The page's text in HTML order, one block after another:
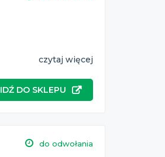
czytaj więcej
IDŹ DO SKLEPU
do odwołania